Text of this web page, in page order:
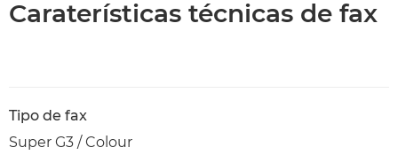
Caraterísticas técnicas de fax
Tipo de fax
Super G3 / Colour